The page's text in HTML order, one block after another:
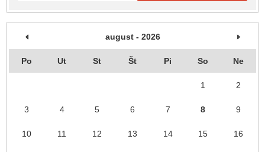
august - 2026
Po Ut St Št Pi So Ne
1 2
3 4 5 6 7 8 9
10 11 12 13 14 15 16